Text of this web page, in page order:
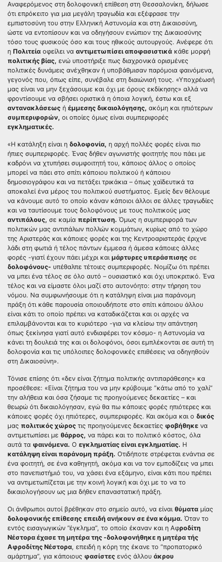
Αναφερόμενος στη δολοφονική επίθεση στη Θεσσαλονίκη, δήλωσε
ότι επρόκειτο για μια μεγάλη τραγωδία και εξέφρασε την
εμπιστοσύνη του στην Ελληνική Αστυνομία και στη Δικαιοσύνη,
ώστε να εντοπίσουν και να οδηγήσουν ενώπιον της Δικαιοσύνης
τόσο τους φυσικούς όσο και τους ηθικούς αυτουργούς. Ανέφερε ότι
η Πολιτεία οφείλει να αντιμετωπίσει αποφασιστικά κάθε μορφή
πολιτικής βίας, ενώ υποστήριξε πως διαχρονικά ορισμένες
πολιτικές δυνάμεις ανέχθηκαν ή υποβάθμισαν παρόμοια φαινόμενα,
γεγονός που, όπως είπε, συνέβαλε στη διαιώνισή τους. «Υποχρέωσή
μας είναι να μην ξεχάσουμε και όχι με όρους εκδίκησης» αλλά να
φροντίσουμε να σβήσει οριστικά η όποια λογική, έστω και εξ
αντανακλάσεως ή έμμεσης δικαιολόγησης, ακόμη και ηπιότερων
συμπεριφορών, οι οποίες όμως είναι συμπεριφορές
εγκληματικές.
«Η κατάληξη είναι η δολοφονία, η αρχή πολλές φορές είναι πιο
ήπιες συμπεριφορές. Ένας δήθεν αγωνιστής φοιτητής που πάει με
καδρόνι να χτυπήσει συμφοιτητή του, κάποιος άλλος ο οποίος
μπορεί να πάει στο σπίτι κάποιου πολιτικού ή κάποιου
δημοσιογράφου και να πετάξει τρικάκια – όπως χαϊδευτικά τα
αποκαλεί ένα μέρος του πολιτικού συστήματος. Εμείς δεν θέλουμε
να κάνουμε αυτό το οποίο κάναν κάποιοι άλλοι σε άλλες τραγωδίες
και να ταυτίσουμε τους δολοφόνους με τους πολιτικούς μας
αντιπάλους, σε καμία περίπτωση. Όμως η συμπεριφορά των
πολιτικών μας αντιπάλων πολλών κομμάτων, κυρίως από το χώρο
της Αριστεράς και κάποιες φορές και της Κεντροαριστεράς έριχνε
λάδι στη φωτιά ή τέλος πάντων έμμεσα ή άμεσα κάποιες άλλες
φορές -γιατί έχουν πάει μέχρι και μάρτυρες υπεράσπισης σε
δολοφόνους- υπέθαλπε τέτοιες συμπεριφορές. Νομίζω ότι πρέπει
να μπει ένα τέλος σε όλο αυτό – ουσιαστικό και όχι υποκριτικό. Ένα
τέλος και να είμαστε όλοι μαζί στο αυτονόητο: στην τήρηση του
νόμου. Να συμφωνήσουμε ότι η κατάληψη είναι μια παράνομη
πράξη ότι κάθε παρουσία οποιουδήποτε στο σπίτι κάποιου άλλου
είναι κάτι το οποίο πρέπει να καταδικάζεται και οι αρχές να
επιλαμβάνονται και το κυριότερο -για να κλείσω την απάντηση
όπως ξεκίνησα γιατί αυτό ενδιαφέρει τον κόσμο- η Αστυνομία να
κάνει τη δουλειά της και οι δολοφόνοι, όσοι εμπλέκονται σε αυτή τη
δολοφονία και τις υπόλοιπες δολοφονικές επιθέσεις να οδηγηθούν
στη Δικαιοσύνη».
Τόνισε επίσης ότι «δεν είναι ζήτημα πολιτικής αντιπαράθεσης» κα
προσέθεσε: «Είναι ζήτημα του να μην κρύβουμε ”κάτω από το χαλί”
την αλήθεια και όσα ζήσαμε τις προηγούμενες δεκαετίες – και
θεωρώ ότι δικαιολόγησαν, εγώ θα πω κάποιες φορές ηπιότερες και
κάποιες φορές όχι ηπιότερες, συμπεριφορές. Και ακόμα και ο δικός
μας πολιτικός χώρος τις προηγούμενες δεκαετίες φοβήθηκε να
αντιμετωπίσει με θάρρος, να πάρει και το πολιτικό κόστος, όλα
αυτά τα φαινόμενα. Ο εγκληματίας είναι εγκληματίας. Η
κατάληψη είναι παράνομη πράξη. Οτιδήποτε στρέφεται ενάντια σε
ένα φοιτητή, σε ένα καθηγητή, ακόμα και να τον εμποδίζεις να μπει
στο πανεπιστήμιό του, να χάσει ένα εξάμηνο, είναι κάτι που πρέπει
να αντιμετωπίζεται με την κοινή λογική και όχι με το να το
δικαιολογήσουν ως μια δήθεν επαναστατική πράξη.
Οι άνθρωποι αυτοί βρέθηκαν στο σημείο αυτό, να είναι θύματα μίας
δολοφονικής επίθεσης επειδή ανήκουν σε ένα κόμμα. Όταν το
εντός εισαγωγικών ”έγκλημα”, το οποίο έκαναν και η Αφροδίτη
Νέστορα έχασε τη μητέρα της -δολοφονήθηκε η μητέρα τής
Αφροδίτης Νέστορα, επειδή η κόρη της έκανε το ”προπατορικό
αμάρτημα”, για κάποιους φασίστες ενός άλλου άκρου